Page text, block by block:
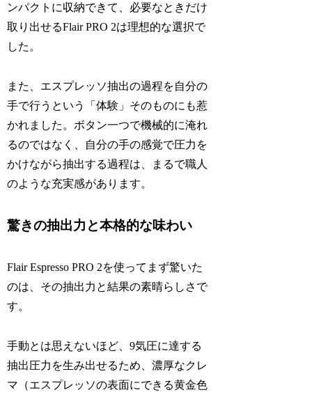
ンパクトに収納できて、必要なときだけ
取り出せるFlair PRO 2は理想的な選択で
した。
また、エスプレッソ抽出の過程を自分の
手で行うという「体験」そのものにも惹
かれました。ボタン一つで機械的に淹れ
るのではなく、自分の手の感覚で圧力を
かけながら抽出する過程は、まるで職人
のような充実感があります。
驚きの抽出力と本格的な味わい
Flair Espresso PRO 2を使ってまず驚いた
のは、その抽出力と結果の素晴らしさで
す。
手動とは思えないほど、9気圧に達する
抽出圧力を生み出せるため、濃厚なクレ
マ（エスプレッソの表面にできる黄金色